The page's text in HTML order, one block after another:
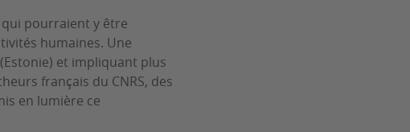
pourraient y être
humaines. Une
et impliquant plus
français du CNRS, des
en lumière ce